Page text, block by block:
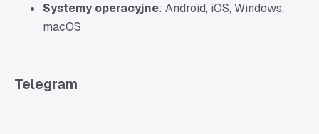
Systemy operacyjne: Android, iOS, Windows,
macOS
Telegram